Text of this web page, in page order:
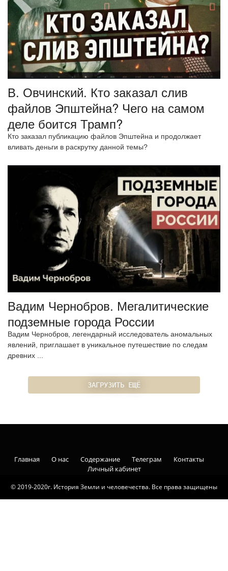
В. Овчинский. Кто заказал слив
файлов Эпштейна? Чего на самом
деле боится Трамп?
Кто заказал публикацию файлов Эпштейна и продолжает
вливать деньги в раскрутку данной темы?
Вадим Чернобров. Мегалитические
подземные города России
Вадим Чернобров, легендарный исследователь аномальных
явлений, приглашает в уникальное путешествие по следам
древних ...
ЗАГРУЗИТЬ ЕЩЁ
© 2019-2020г. История Земли и человечества. Все права защищены
Главная О нас Содержание Телеграм
Контакты
Личный кабинет